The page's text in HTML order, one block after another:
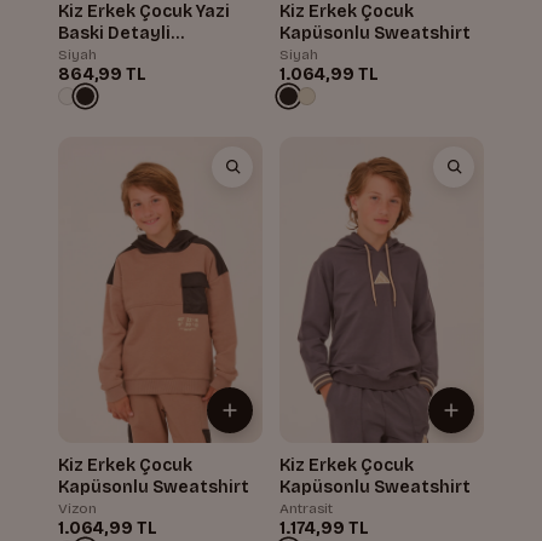
Kiz Erkek Çocuk Yazi
Baski Detayli
Kapüsonlu Sweatshirt
Siyah
864,99 TL
Kiz Erkek Çocuk
Kapüsonlu Sweatshirt
Siyah
1.064,99 TL
Kiz Erkek Çocuk
Kapüsonlu Sweatshirt
Vizon
1.064,99 TL
Kiz Erkek Çocuk
Kapüsonlu Sweatshirt
Antrasit
1.174,99 TL